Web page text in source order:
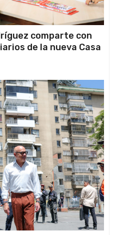
comparte con
de la nueva Casa
en Caracas